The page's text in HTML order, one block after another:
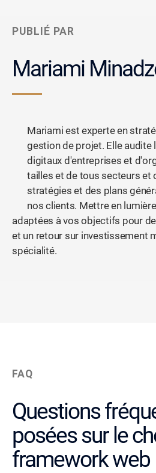
PUBLIÉ PAR
Mariami
Mariami est experte en
gestion de projet. Elle audite
digitaux d'entreprises et
tailles et de tous secteurs et
stratégies et des plans
nos clients. Mettre en
adaptées à vos objectifs pour
et un retour sur investissement
spécialité.
FAQ
Questions
posées sur le
framework web